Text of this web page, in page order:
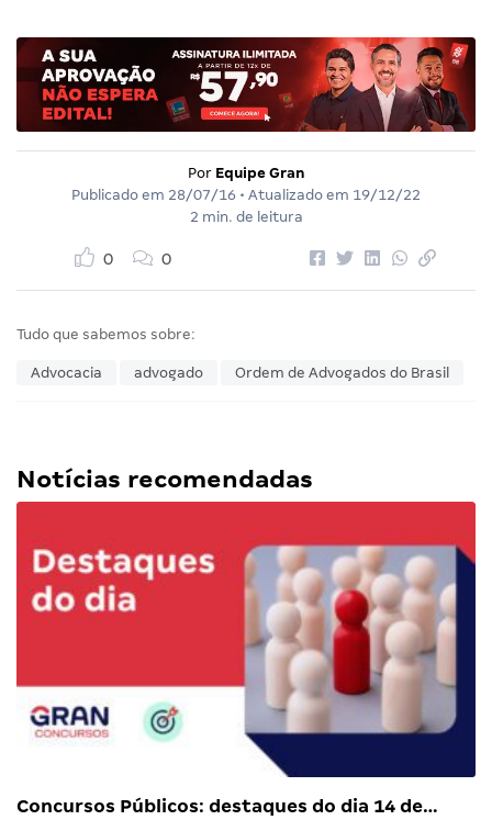
Por Equipe Gran
Publicado em 28/07/16 • Atualizado em 19/12/22
2 min. de leitura
0 0
Tudo que sabemos sobre:
Advocacia advogado Ordem de Advogados do Brasil
Notícias recomendadas
Concursos Públicos: destaques do dia 14 de…